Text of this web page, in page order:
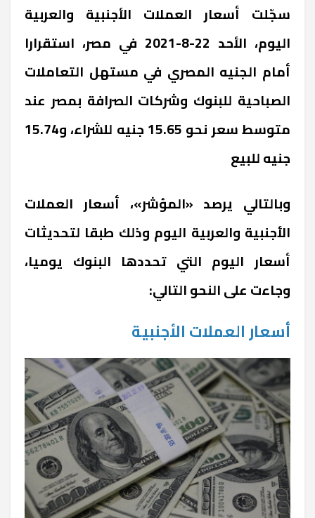
سجّلت أسعار العملات الأجنبية والعربية
اليوم، الأحد 22-8-2021 في مصر، استقرارا
أمام الجنيه المصري في مستهل التعاملات
الصباحية للبنوك وشركات الصرافة بمصر عند
متوسط سعر نحو 15.65 جنيه للشراء، و15.74
جنيه للبيع
وبالتالي يرصد «المؤشر»، أسعار العملات
الأجنبية والعربية اليوم وذلك طبقا لتحديثات
أسعار اليوم التي تحددها البنوك يوميا،
وجاءت على النحو التالي:
أسعار العملات الأجنبية